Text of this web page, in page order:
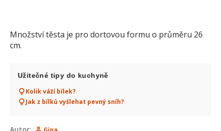
Množství těsta je pro dortovou formu o průměru 26
cm.
Užitečné tipy do kuchyně
Kolik váží bílek?
Jak z bílků vyšlehat pevný sníh?